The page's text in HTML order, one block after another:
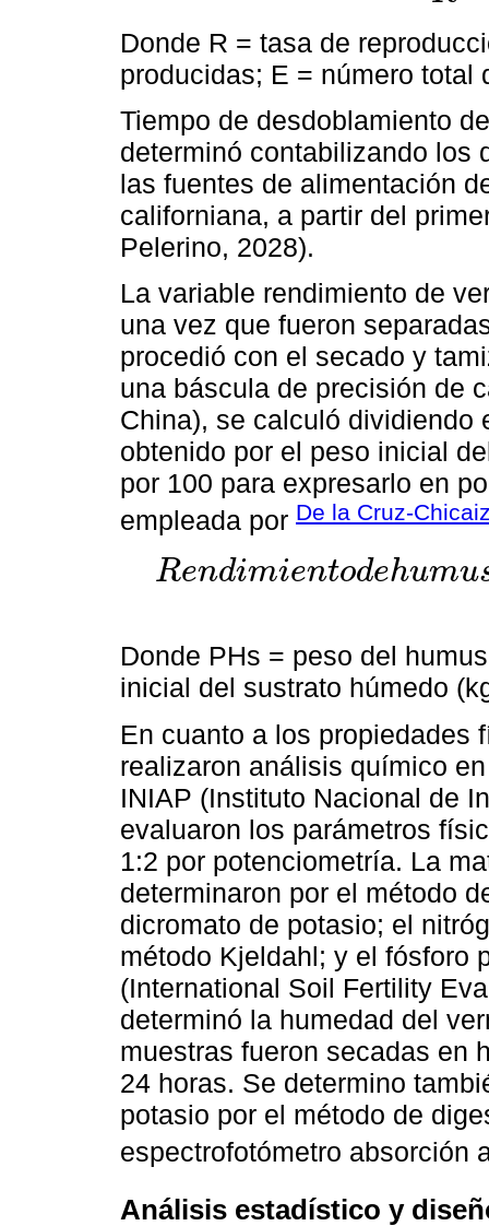
Donde R = tasa de
producidas; E = número total
Tiempo de desdoblamiento
determinó contabilizando los
las fuentes de alimentación
californiana, a partir del
Pelerino, 2028).
La variable rendimiento de
una vez que fueron
procedió con el secado y
una báscula de precisión de
China), se calculó dividiendo
obtenido por el peso inicial
por 100 para expresarlo en
empleada por De la Cruz-
Rendimientodehumu
Rendim ientode h umus (kgm3)=(PS/PHs)×100
Donde PHs = peso del
inicial del sustrato húmedo
En cuanto a los propiedades
realizaron análisis químico
INIAP (Instituto Nacional de
evaluaron los parámetros
1:2 por potenciometría. La
determinaron por el método
dicromato de potasio; el
método Kjeldahl; y el fósforo
(International Soil Fertility
determinó la humedad del
muestras fueron secadas en
24 horas. Se determino
potasio por el método de
espectrofotómetro absorción
Análisis estadístico y